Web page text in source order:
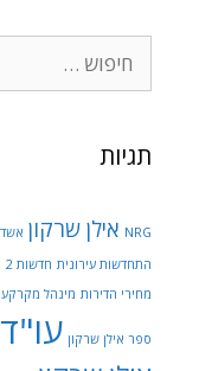
תגיות
NRG אילן שרקון
התחדשות עירונית חדשות 2
מחירי הדירות מינהל
ספר אילן שרקון